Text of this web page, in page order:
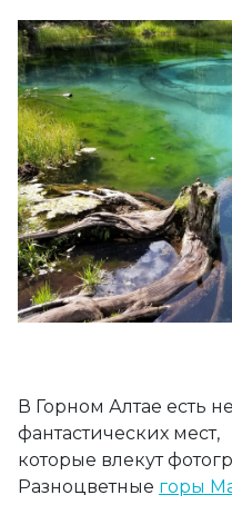
В Горном Алтае есть
фантастических мест,
которые влекут
Разноцветные горы